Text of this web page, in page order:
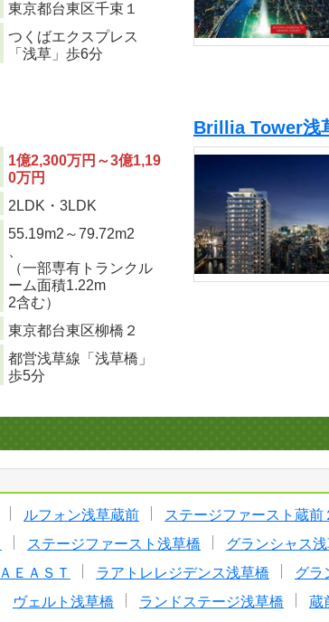
東京都台東区千束１
つくばエクスプレス
「浅草」歩6分
1億2,300万円～3億1,19
0万円
2LDK・3LDK
55.19m2 ～79.72m2
（一部専有トランクル
ーム面積1.22m
2含む）
東京都台東区柳橋２
都営浅草線「浅草橋」
歩5分
Brillia Tower浅
ルフォン浅草蔵前
ステージファースト蔵前
ステージファースト浅草橋 グランシャス
ＥＡＳＴ ラアトレレジデンス浅草橋 グラ
ヴェルト浅草橋 ランドステージ浅草橋 蔵